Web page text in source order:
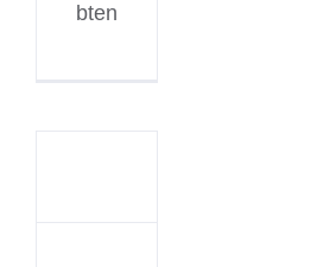
bten